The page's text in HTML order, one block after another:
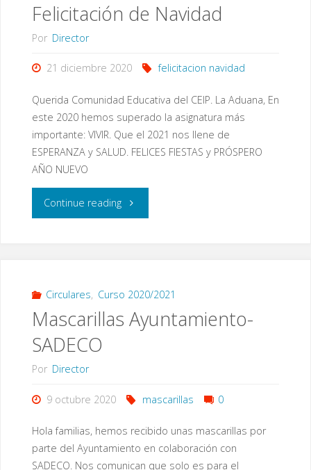
Felicitación de Navidad
Por Director
21 diciembre 2020 felicitacion navidad
Querida Comunidad Educativa del CEIP. La Aduana, En
este 2020 hemos superado la asignatura más
importante: VIVIR. Que el 2021 nos llene de
ESPERANZA y SALUD. FELICES FIESTAS y PRÓSPERO
AÑO NUEVO
Continue reading"Felicitación
Circulares, Curso 2020/2021
Mascarillas Ayuntamiento-
SADECO
Por Director
9 octubre 2020 mascarillas 0
Hola familias, hemos recibido unas mascarillas por
parte del Ayuntamiento en colaboración con
SADECO. Nos comunican que solo es para el